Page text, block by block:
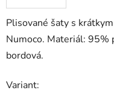
Plisované šaty s
Numoco. Materiál: 95%
bordová.
Variant: